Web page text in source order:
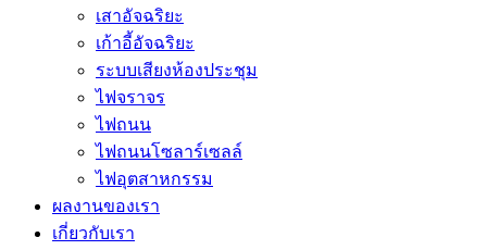
เสาอัจฉริยะ
เก้าอี้อัจฉริยะ
ระบบเสียงห้องประชุม
ไฟจราจร
ไฟถนน
ไฟถนนโซลาร์เซลล์
ไฟอุตสาหกรรม
ผลงานของเรา
เกี่ยวกับเรา